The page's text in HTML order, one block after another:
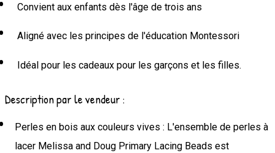
Convient aux enfants dès l'âge de trois ans
Aligné avec les principes de l'éducation Montessori
Idéal pour les cadeaux pour les garçons et les filles.
Description par le vendeur :
Perles en bois aux couleurs vives : L'ensemble de perles à
lacer Melissa and Doug Primary Lacing Beads est